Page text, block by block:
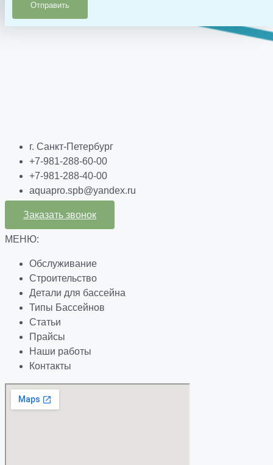
Отправить
г. Санкт-Петербург
+7-981-288-60-00
+7-981-288-40-00
aquapro.spb@yandex.ru
Заказать звонок
МЕНЮ:
Обслуживание
Строительство
Детали для бассейна
Типы Бассейнов
Статьи
Прайсы
Наши работы
Контакты